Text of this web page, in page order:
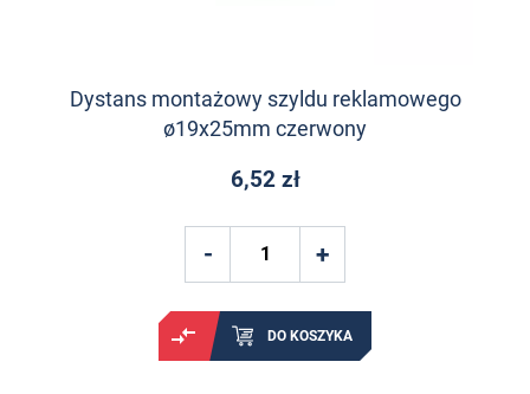
Dystans montażowy szyldu reklamowego
ø19x25mm czerwony
6,52 zł
DO KOSZYKA